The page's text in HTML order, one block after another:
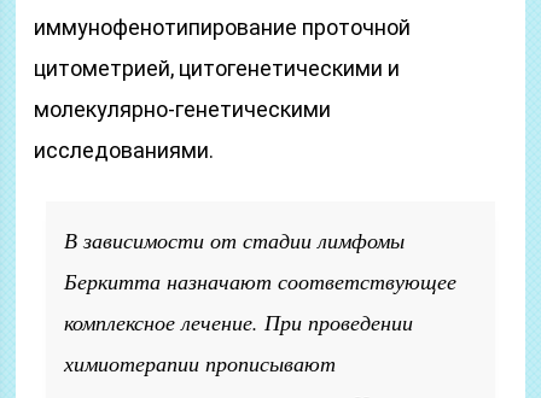
иммунофенотипирование проточной
цитометрией, цитогенетическими и
молекулярно-генетическими
исследованиями.
В зависимости от стадии лимфомы
Беркитта назначают соответствующее
комплексное лечение. При проведении
химиотерапии прописывают